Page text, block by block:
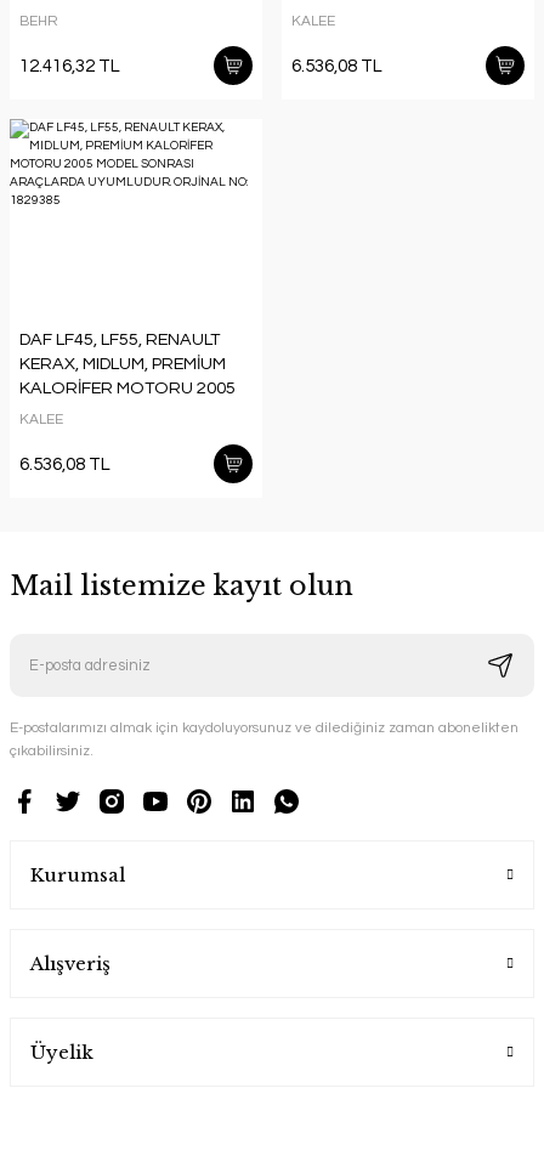
MODEL SONRASI
ORJİNAL NO: 1829384
BEHR
12.416,32 TL
MODEL SONRASI
ORJİNAL NO: 1829384
KALEE
6.536,08 TL
DAF LF45, LF55, RENAULT
KERAX, MIDLUM, PREMİUM
KALORİFER MOTORU 2005
MODEL SONRASI
ORJİNAL NO: 1829385
KALEE
6.536,08 TL
Mail listemize kayıt olun
E-postalarımızı almak için kaydoluyorsunuz ve dilediğiniz zaman abonelikten
çıkabilirsiniz.
Kurumsal
Alışveriş
Üyelik